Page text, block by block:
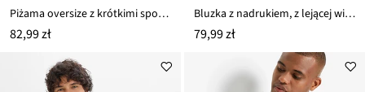
Piżama oversize z krótkimi spodenkami z przędzy slub
82,99 zł
Bluzka z nadrukiem, z lejącej wiskozy
79,99 zł